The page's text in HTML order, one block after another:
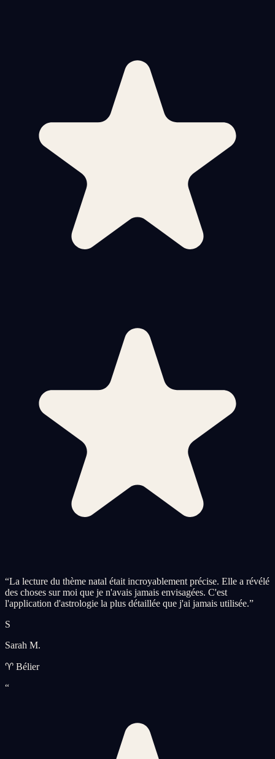
“La lecture du thème natal était incroyablement précise. Elle a révélé
des choses sur moi que je n'avais jamais envisagées. C'est
l'application d'astrologie la plus détaillée que j'ai jamais utilisée.”
S
Sarah M.
♈ Bélier
“